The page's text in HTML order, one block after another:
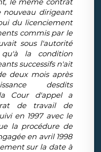
nouveau dirigeant
du licenciement
commis par le
sous l'autorité
la condition
successifs n'ait
deux mois après
desdits
Cour d'appel a
de travail de
en 1997 avec le
la procédure de
en avril 1998
sur la date à